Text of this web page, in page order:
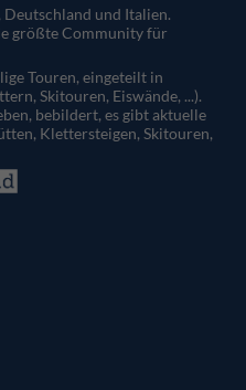
und Italien.
größte Community für
Touren, eingeteilt in
Skitouren, Eiswände, ...).
bebildert, es gibt aktuelle
Klettersteigen, Skitouren,